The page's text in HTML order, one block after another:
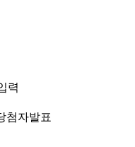
력
첨자발표